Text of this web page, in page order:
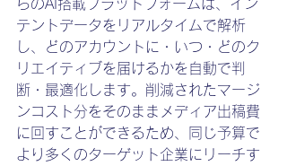
らのAI搭載プラットフォームは、イン
テントデータをリアルタイムで解析
し、どのアカウントに・いつ・どのク
リエイティブを届けるかを自動で判
断・最適化します。削減されたマージ
ンコスト分をそのままメディア出稿費
に回すことができるため、同じ予算で
より多くのターゲット企業にリーチす